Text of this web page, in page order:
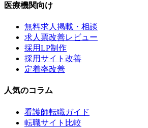
医療機関向け
無料求人掲載・相談
求人票改善レビュー
採用LP制作
採用サイト改善
定着率改善
人気のコラム
看護師転職ガイド
転職サイト比較